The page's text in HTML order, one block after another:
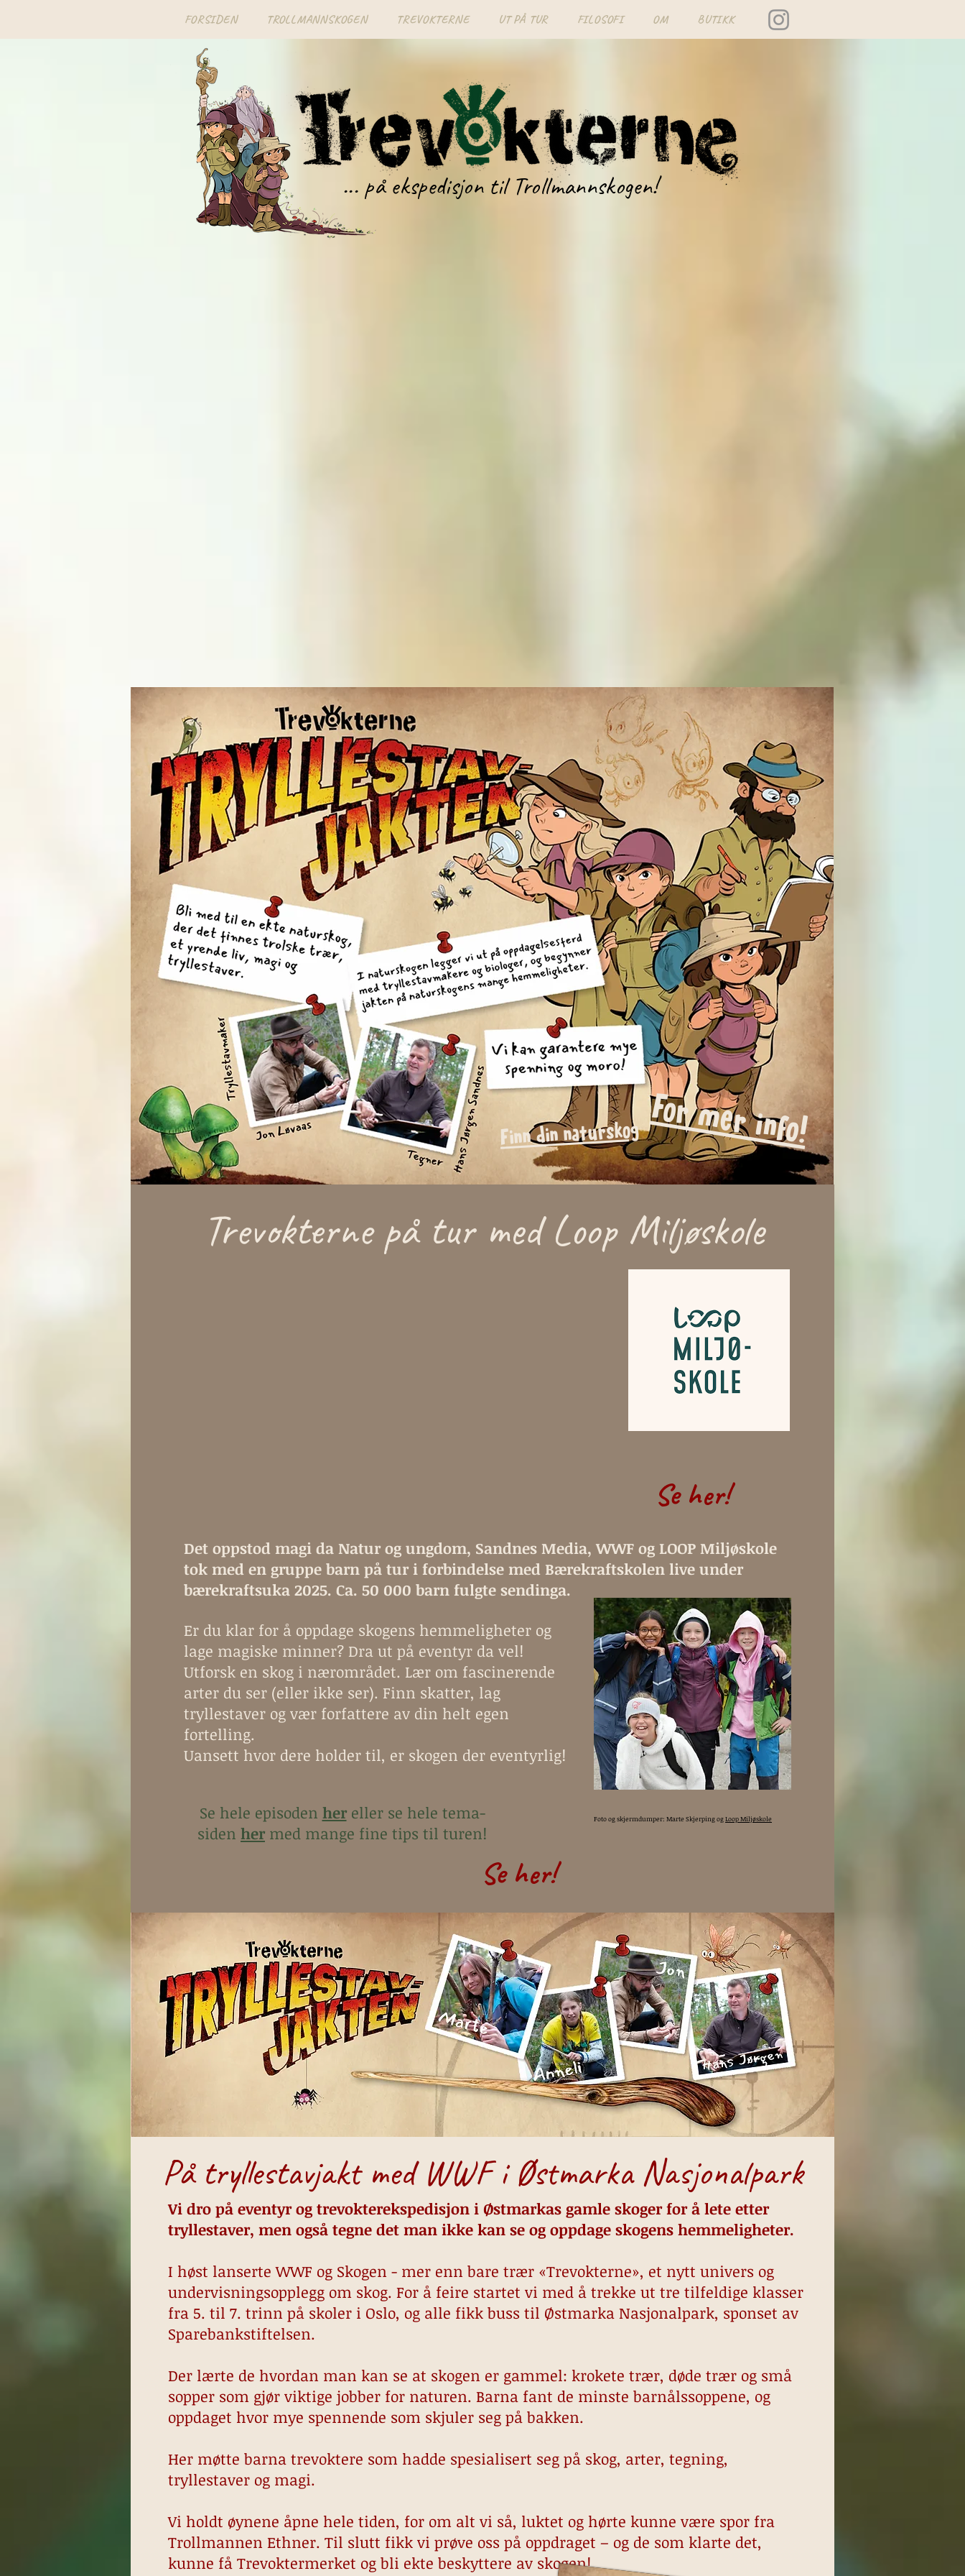
FORSIDEN TROLLMANNSKOGEN TREVOKTERNE UT PÅ TUR FILOSOFI OM BUTIKK
... på ekspedisjon til Trollmannskogen!
For mer info!
Finn din naturskog
Trevokterne på tur med Loop Miljøskole
Se her!
Det oppstod magi da Natur og ungdom, Sandnes Media, WWF og LOOP Miljøskole
tok med en gruppe barn på tur i forbindelse med Bærekraftskolen live under
bærekraftsuka 2025. Ca. 50 000 barn fulgte sendinga.
Foto og skjermdumper: Marte Skjerping ogLoop Miljøskole
Se hele episoden hereller se hele tema-
siden her med mange fine tips til turen!
Se her!
Er du klar for å oppdage skogens hemmeligheter og
lage magiske minner? Dra ut på eventyr da vel!
Utforsk en skog i nærområdet. Lær om fascinerende
arter du ser (eller ikke ser). Finn skatter, lag
tryllestaver og vær forfattere av din helt egen
fortelling.
Uansett hvor dere holder til, er skogen der eventyrlig!
På tryllestavjakt med WWF i Østmarka Nasjonalpark
Vi dro på eventyr og trevokterekspedisjon i Østmarkas gamle skoger for å lete etter
tryllestaver, men også tegne det man ikke kan se og oppdage skogens hemmeligheter.
I høst lanserte WWF og Skogen - mer enn bare trær «Trevokterne», et nytt univers og
undervisningsopplegg om skog. For å feire startet vi med å trekke ut tre tilfeldige klasser
fra 5. til 7. trinn på skoler i Oslo, og alle fikk buss til Østmarka Nasjonalpark, sponset av
Sparebankstiftelsen.
Der lærte de hvordan man kan se at skogen er gammel: krokete trær, døde trær og små
sopper som gjør viktige jobber for naturen. Barna fant de minste barnålssoppene, og
oppdaget hvor mye spennende som skjuler seg på bakken.
Her møtte barna trevoktere som hadde spesialisert seg på skog, arter, tegning,
tryllestaver og magi.
Vi holdt øynene åpne hele tiden, for om alt vi så, luktet og hørte kunne være spor fra
Trollmannen Ethner. Til slutt fikk vi prøve oss på oppdraget – og de som klarte det,
kunne få Trevoktermerket og bli ekte beskyttere av skogen!